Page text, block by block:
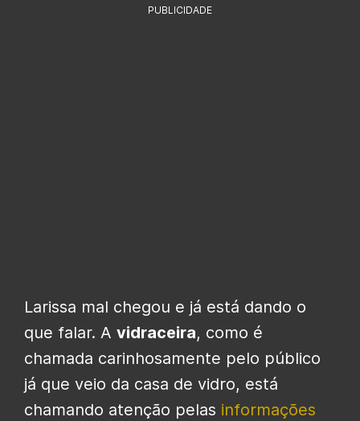
PUBLICIDADE
Larissa mal chegou e já está dando o
que falar. A vidraceira, como é
chamada carinhosamente pelo público
já que veio da casa de vidro, está
chamando atenção pelas informações